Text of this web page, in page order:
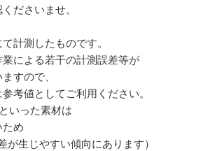
ださいませ。
計測したものです。
による若干の計測誤差等が
すので、
考値としてご利用ください。
いった素材は
め
生じやすい傾向にあります）